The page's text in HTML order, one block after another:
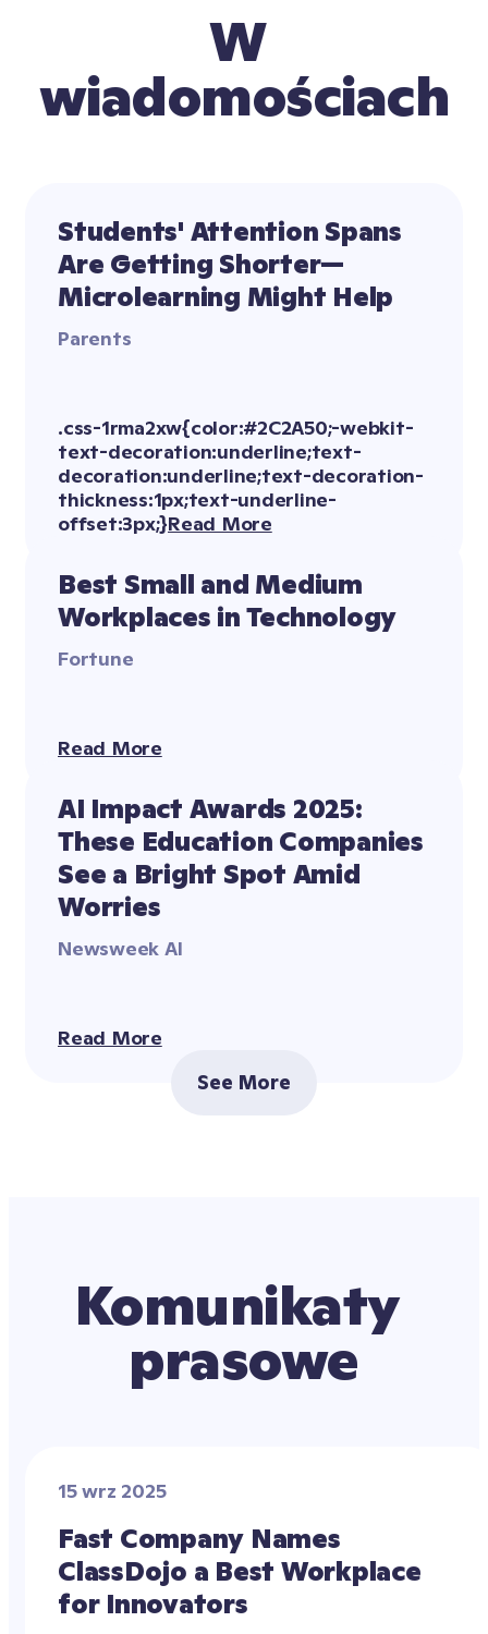
W
wiadomościach
Students' Attention Spans
Are Getting Shorter—
Microlearning Might Help
Parents
Read More
Best Small and Medium
Workplaces in Technology
Fortune
Read More
AI Impact Awards 2025:
These Education Companies
See a Bright Spot Amid
Worries
Newsweek AI
Read More
See More
Komunikaty
prasowe
15 wrz 2025
Fast Company Names
ClassDojo a Best Workplace
for Innovators